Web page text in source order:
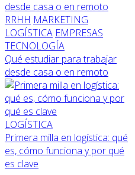
RRHH MARKETING
LOGÍSTICA EMPRESAS
TECNOLOGÍA
Qué estudiar para trabajar
desde casa o en remoto
LOGÍSTICA
Primera milla en logística: qué
es, cómo funciona y por qué
es clave